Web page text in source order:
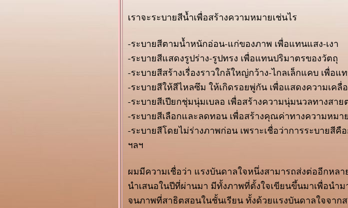
เราจะระบายสีน้ำเพื่อสร้างความหมายเช่นไร
-ระบายสีตามน้ำหนักอ่อน-แก่ของภาพ เพื่อแทนแสง-เงา
-ระบายสีแสดงรูปร่าง-รูปทรง เพื่อแทนปริมาตรของวัตถุ
-ระบายสีสร้างเรื่องราวใกล้ใหญ่กว้าง-ไกลเล็กแคบ เพื่อแ
-ระบายสีให้สีไหลซึม ให้เกิดรอยพู่กัน เพื่อแสดงความเคลื่
-ระบายสีเปียกชุ่มนุ่มเบลอ เพื่อสร้างความนุ่มนวลทางสาย
-ระบายสีเลือกและลดทอน เพื่อสร้างคุณค่าทางความหม
-ระบายสีโดยไม่ร่างภาพก่อน เพราะเชื่อว่าการระบายสีคื
ฯลฯ
ผมมีความเชื่อว่า แรงบันดาลใจหนึ่งสามารถส่งต่ออีกหล
นำเสนอในปีที่ผ่านมา มีทั้งภาพที่ตั้งใจเขียนขึ้นมาเพื่อนำ
จนภาพที่สาธิตสอนในชั้นเรียน ทั้งด้วยแรงบันดาลใจจาก